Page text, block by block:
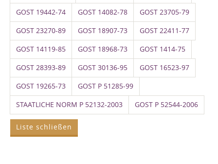
GOST 19442-74 GOST 14082-78 GOST 23705-79
GOST 23270-89 GOST 18907-73 GOST 22411-77
GOST 14119-85 GOST 18968-73 GOST 1414-75
GOST 28393-89 GOST 30136-95 GOST 16523-97
GOST 19265-73 GOST P 51285-99
STAATLICHE NORM P 52132-2003 GOST P 52544-2006
Liste schließen